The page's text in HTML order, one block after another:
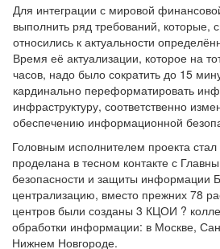
Для интеграции с мировой
выполнить ряд требований, которые,
относились к актуальности
Время её актуализации, которое на
часов, надо было сократить до 15
кардинально переформатировать
инфраструктуру, соответственно
обеспечению информационной
Головным исполнителем проекта
проделана в тесном контакте с
безопасности и защиты информации
централизацию, вместо прежних 78
центров были созданы 3 КЦОИ ?
обработки информации: в Москве,
Нижнем Новгороде.